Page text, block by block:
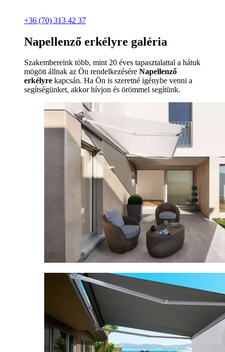
+36 (70) 313 42 37
Napellenző erkélyre galéria
Szakembereink több, mint 20 éves tapasztalattal a hátuk
mögött állnak az Ön rendelkezésére Napellenző
erkélyre kapcsán. Ha Ön is szeretné igénybe venni a
segítségünket, akkor hívjon és örömmel segítünk.